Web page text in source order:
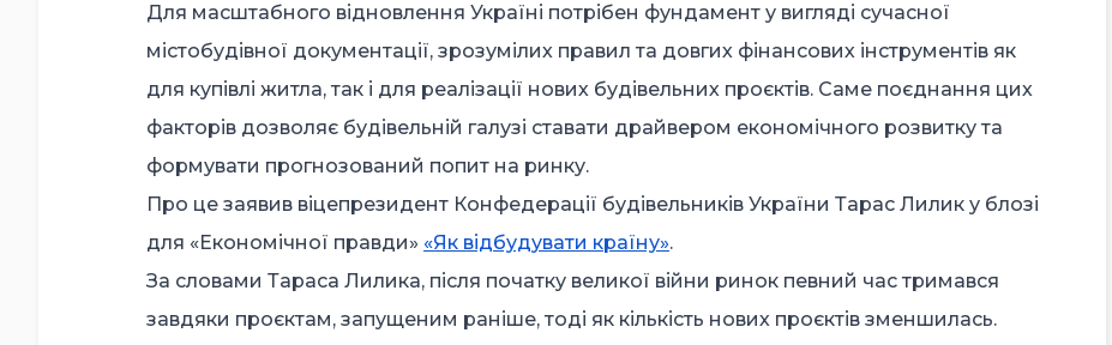
Для масштабного відновлення Україні потрібен фундамент у вигляді сучасної
містобудівної документації, зрозумілих правил та довгих фінансових інструментів як
для купівлі житла, так і для реалізації нових будівельних проєктів. Саме поєднання цих
факторів дозволяє будівельній галузі ставати драйвером економічного розвитку та
формувати прогнозований попит на ринку.
Про це заявив віцепрезидент Конфедерації будівельників України Тарас Лилик у блозі
для «Економічної правди» «Як відбудувати країну».
За словами Тараса Лилика, після початку великої війни ринок певний час тримався
завдяки проєктам, запущеним раніше, тоді як кількість нових проєктів зменшилась.